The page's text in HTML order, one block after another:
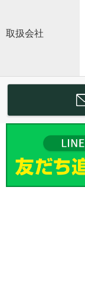
取扱会社